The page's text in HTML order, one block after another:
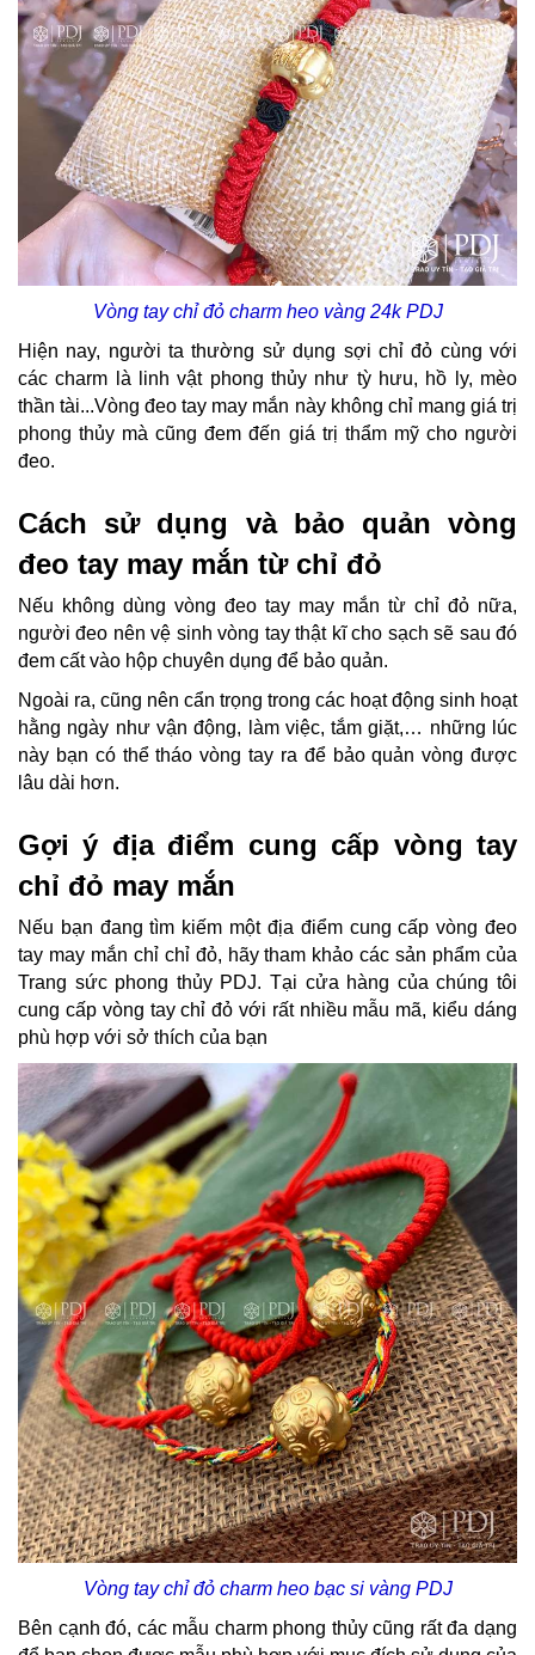
Vòng tay chỉ đỏ charm heo vàng 24k PDJ
Hiện nay, người ta thường sử dụng sợi chỉ đỏ cùng với
các charm là linh vật phong thủy như tỳ hưu, hồ ly, mèo
thần tài...Vòng đeo tay may mắn này không chỉ mang giá trị
phong thủy mà cũng đem đến giá trị thẩm mỹ cho người
đeo.
Cách sử dụng và bảo quản vòng
đeo tay may mắn từ chỉ đỏ
Nếu không dùng vòng đeo tay may mắn từ chỉ đỏ nữa,
người đeo nên vệ sinh vòng tay thật kĩ cho sạch sẽ sau đó
đem cất vào hộp chuyên dụng để bảo quản.
Ngoài ra, cũng nên cẩn trọng trong các hoạt động sinh hoạt
hằng ngày như vận động, làm việc, tắm giặt,… những lúc
này bạn có thể tháo vòng tay ra để bảo quản vòng được
lâu dài hơn.
Gợi ý địa điểm cung cấp vòng tay
chỉ đỏ may mắn
Nếu bạn đang tìm kiếm một địa điểm cung cấp vòng đeo
tay may mắn chỉ chỉ đỏ, hãy tham khảo các sản phẩm của
Trang sức phong thủy PDJ. Tại cửa hàng của chúng tôi
cung cấp vòng tay chỉ đỏ với rất nhiều mẫu mã, kiểu dáng
phù hợp với sở thích của bạn
Vòng tay chỉ đỏ charm heo bạc si vàng PDJ
Bên cạnh đó, các mẫu charm phong thủy cũng rất đa dạng